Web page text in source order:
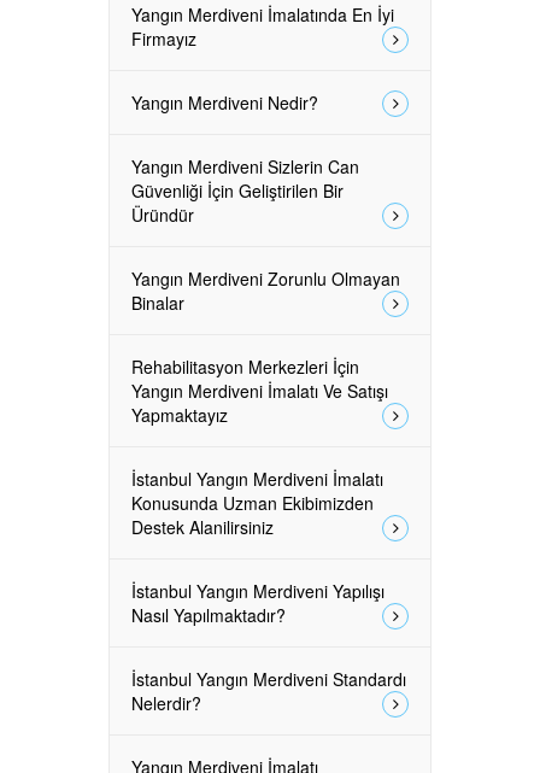
Yangın Merdiveni İmalatında En İyi
Firmayız
Yangın Merdiveni Nedir?
Yangın Merdiveni Sizlerin Can
Güvenliği İçin Geliştirilen Bir
Üründür
Yangın Merdiveni Zorunlu Olmayan
Binalar
Rehabilitasyon Merkezleri İçin
Yangın Merdiveni İmalatı Ve Satışı
Yapmaktayız
İstanbul Yangın Merdiveni İmalatı
Konusunda Uzman Ekibimizden
Destek Alanilirsiniz
İstanbul Yangın Merdiveni Yapılışı
Nasıl Yapılmaktadır?
İstanbul Yangın Merdiveni Standardı
Nelerdir?
Yangın Merdiveni İmalatı